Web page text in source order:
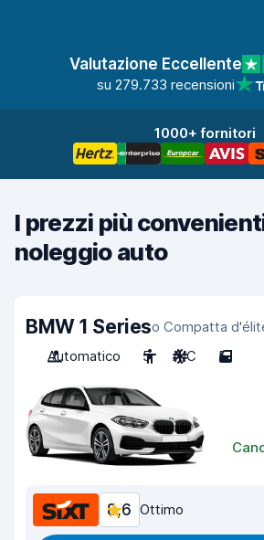
Valutazione Eccellente
su 279.733 recensioni
1000+ fornitori
I prezzi più
noleggio auto
BMW 1 Serieso Compatta
Automatico
5 A/C 5
8,6 Ottimo